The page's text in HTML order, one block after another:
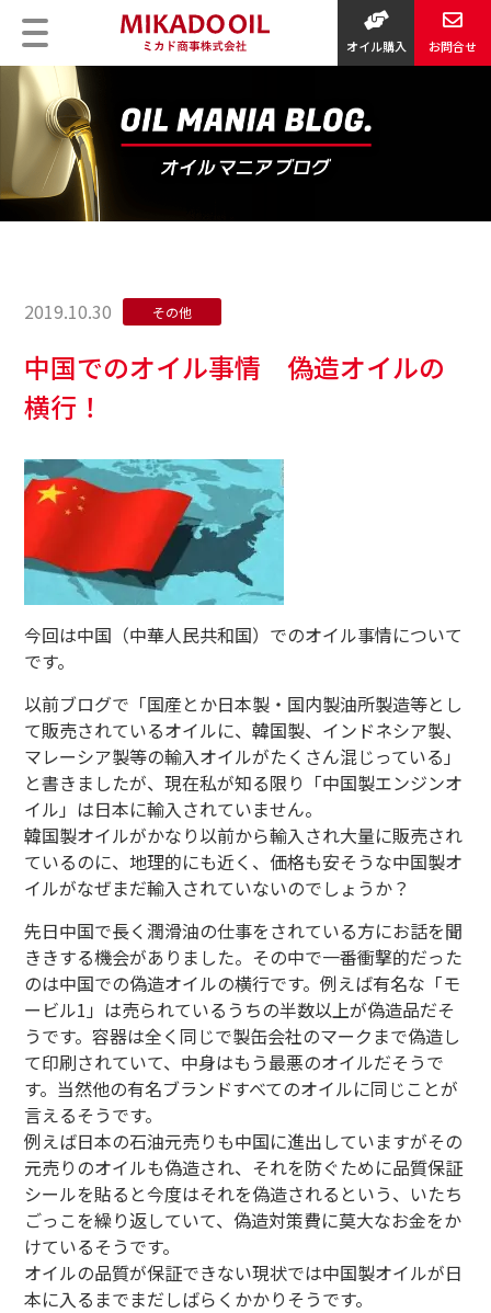
オイル購入 お問合せ
2019.10.30 その他
中国でのオイル事情 偽造オイルの
横行！
今回は中国（中華人民共和国）でのオイル事情について
です。
以前ブログで「国産とか日本製・国内製油所製造等とし
て販売されているオイルに、韓国製、インドネシア製、
マレーシア製等の輸入オイルがたくさん混じっている」
と書きましたが、現在私が知る限り「中国製エンジンオ
イル」は日本に輸入されていません。
韓国製オイルがかなり以前から輸入され大量に販売され
ているのに、地理的にも近く、価格も安そうな中国製オ
イルがなぜまだ輸入されていないのでしょうか？
先日中国で長く潤滑油の仕事をされている方にお話を聞
ききする機会がありました。その中で一番衝撃的だった
のは中国での偽造オイルの横行です。例えば有名な「モ
ービル1」は売られているうちの半数以上が偽造品だそ
うです。容器は全く同じで製缶会社のマークまで偽造し
て印刷されていて、中身はもう最悪のオイルだそうで
す。当然他の有名ブランドすべてのオイルに同じことが
言えるそうです。
例えば日本の石油元売りも中国に進出していますがその
元売りのオイルも偽造され、それを防ぐために品質保証
シールを貼ると今度はそれを偽造されるという、いたち
ごっこを繰り返していて、偽造対策費に莫大なお金をか
けているそうです。
オイルの品質が保証できない現状では中国製オイルが日
本に入るまでまだしばらくかかりそうです。